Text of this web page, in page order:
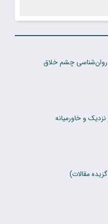
چشم خلاق
و خاورمیانه
مقالات)